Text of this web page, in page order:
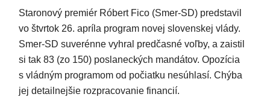
Staronový premiér Róbert Fico (Smer-SD) predstavil
vo štvrtok 26. apríla program novej slovenskej vlády.
Smer-SD suverénne vyhral predčasné voľby, a zaistil
si tak 83 (zo 150) poslaneckých mandátov. Opozícia
s vládným programom od počiatku nesúhlasí. Chýba
jej detailnejšie rozpracovanie financií.